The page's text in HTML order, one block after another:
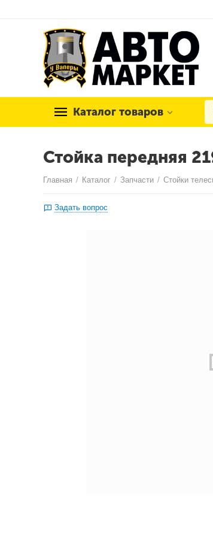
Каталог товаров
Стойка передняя
Главная / Каталог / Запчасти / Стойки
Задать вопрос